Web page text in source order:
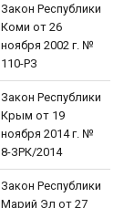
Закон Республики
Коми от 26
ноября 2002 г. №
110-РЗ
Закон Республики
Крым от 19
ноября 2014 г. №
8-ЗРК/2014
Закон Республики
Марий Эл от 27